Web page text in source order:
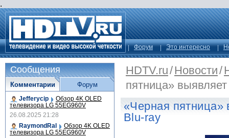
.
Форум Это интересно
HDTV.ru/Новости/
пятница»
«Черная пятница»
Blu-ray
Сообщения
Комментарии
Jefferycip Обзор 4K OLED
телевизора LG 55EG960V
26.08.2025 21:28
RaymondRal
Обзор 4K OLED
телевизора LG 55EG960V
Форум